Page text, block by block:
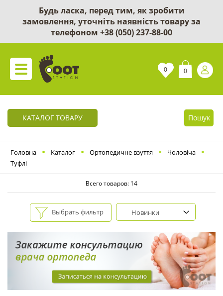
Будь ласка, перед тим, як зробити
замовлення, уточніть наявність товару за
телефоном +38 (050) 237-88-00
0 0
КАТАЛОГ ТОВАРУ Пошук
Головна Каталог Ортопедичне взуття
Чоловіча
Туфлі
Всего товаров: 14
Выбрать фильтр Новинки